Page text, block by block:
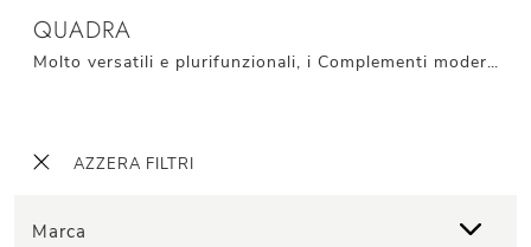
AZZERA FILTRI
Marca
QUADRA
Molto versatili e plurifunzionali, i Complementi moderni in metallo assolvono a funzioni diversificate: ultimano le qualità pratiche e l'estetica del ...